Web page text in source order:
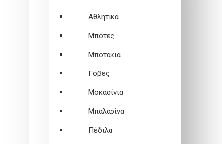
Αθλητικά
Μπότες
Μποτάκια
Γόβες
Μοκασίνια
Μπαλαρίνα
Πέδιλα